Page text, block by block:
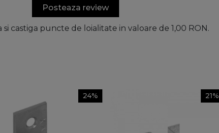
Posteaza review
si castiga puncte de loialitate in valoare de 1,00 RON.
24% 21%